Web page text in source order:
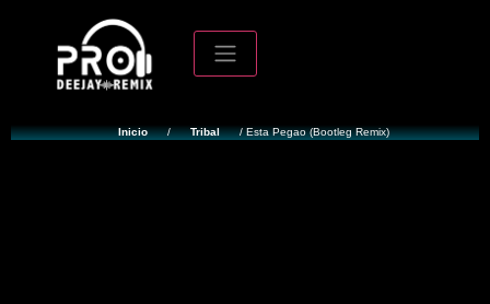
Inicio / Tribal / Esta Pegao (Bootleg Remix)